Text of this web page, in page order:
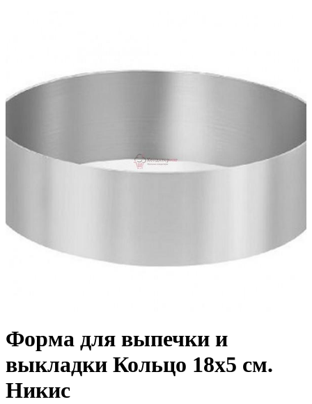
Форма для выпечки и
выкладки Кольцо 18х5 см.
Никис